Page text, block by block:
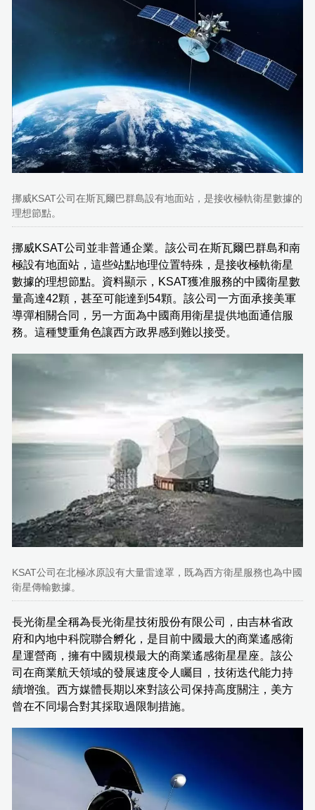
挪威KSAT公司在斯瓦爾巴群島設有地面站，是接收極軌衛星數據的
理想節點。
挪威KSAT公司並非普通企業。該公司在斯瓦爾巴群島和南
極設有地面站，這些站點地理位置特殊，是接收極軌衛星
數據的理想節點。資料顯示，KSAT獲准服務的中國衛星數
量高達42顆，甚至可能達到54顆。該公司一方面承接美軍
導彈相關合同，另一方面為中國商用衛星提供地面通信服
務。這種雙重角色讓西方政界感到難以接受。
KSAT公司在北極冰原設有大量雷達罩，既為西方衛星服務也為中國
衛星傳輸數據。
長光衛星全稱為長光衛星技術股份有限公司，由吉林省政
府和內地中科院聯合孵化，是目前中國最大的商業遙感衛
星運營商，擁有中國規模最大的商業遙感衛星星座。該公
司在商業航天領域的發展速度令人矚目，技術迭代能力持
續增強。西方媒體長期以來對該公司保持高度關注，美方
曾在不同場合對其採取過限制措施。